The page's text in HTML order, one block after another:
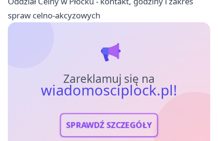
spraw celno-akcyzowych
Zareklamuj się na
wiadomosciplock.pl!
SPRAWDŹ SZCZEGÓŁY